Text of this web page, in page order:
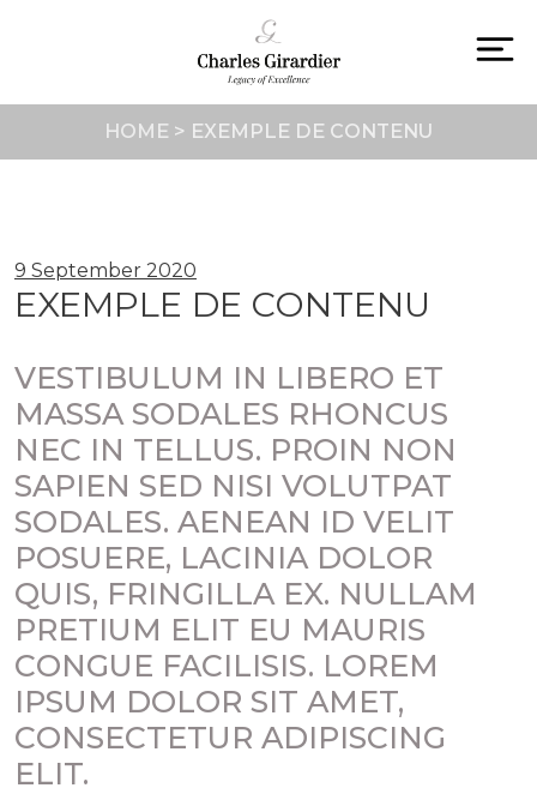
HOME > EXEMPLE DE CONTENU
9 September 2020
EXEMPLE DE CONTENU
VESTIBULUM IN LIBERO ET
MASSA SODALES RHONCUS
NEC IN TELLUS. PROIN NON
SAPIEN SED NISI VOLUTPAT
SODALES. AENEAN ID VELIT
POSUERE, LACINIA DOLOR
QUIS, FRINGILLA EX. NULLAM
PRETIUM ELIT EU MAURIS
CONGUE FACILISIS. LOREM
IPSUM DOLOR SIT AMET,
CONSECTETUR ADIPISCING
ELIT.